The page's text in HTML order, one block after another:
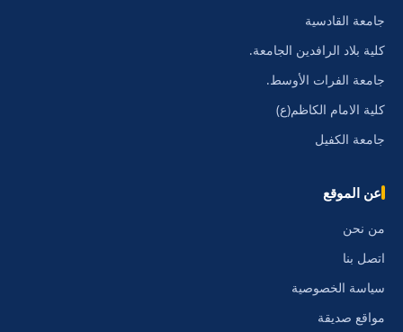
جامعة القادسية
كلية بلاد الرافدين الجامعة.
جامعة الفرات الأوسط.
كلية الامام الكاظم(ع)
جامعة الكفيل
عن الموقع
من نحن
اتصل بنا
سياسة الخصوصية
مواقع صديقة